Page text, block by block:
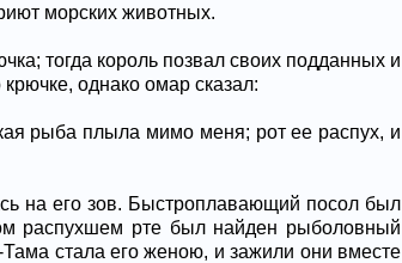
морских животных.
тогда король позвал своих подданных и
однако омар сказал:
рыба плыла мимо меня; рот ее распух, и
на его зов. Быстроплавающий посол был
распухшем рте был найден рыболовный
стала его женою, и зажили они вместе